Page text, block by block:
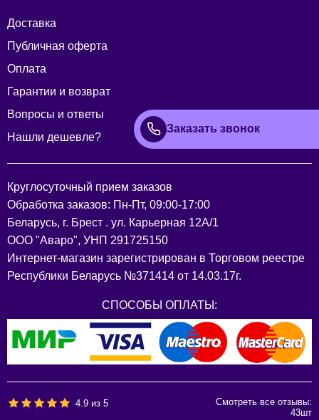
Доставка
Публичная оферта
Оплата
Гарантии и возврат
Вопросы и ответы
Нашли дешевле?
Заказать звонок
Круглосуточный прием заказов
Обработка заказов: Пн-Пт, 09:00-17:00
Беларусь, г. Брест . ул. Карьерная 12А/1
ООО "Аваро", УНП 291725150
Интернет-магазин зарегистрирован в Торговом реестре
Республики Беларусь №371414 от 14.03.17г.
СПОСОБЫ ОПЛАТЫ:
4.9 из5
Смотреть все отзывы:
43шт